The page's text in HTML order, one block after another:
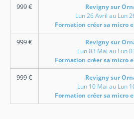
999€
Revigny sur
Lun 26 Avril au Lun
Formation créer sa micro
999€
Revigny sur
Lun 03 Mai au Lun
Formation créer sa micro
999€
Revigny sur
Lun 10 Mai au Lun
Formation créer sa micro